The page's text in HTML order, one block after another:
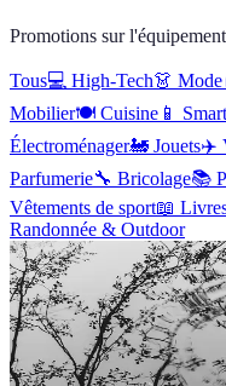
Promotions sur
Tous💻 High-Tech👗 Mode
Mobilier🍽️ Cuisine 📱
Électroménager🚂 Jouets✈️
Parfumerie🔧 Bricolage📚
Vêtements de sport📖
Randonnée & Outdoor